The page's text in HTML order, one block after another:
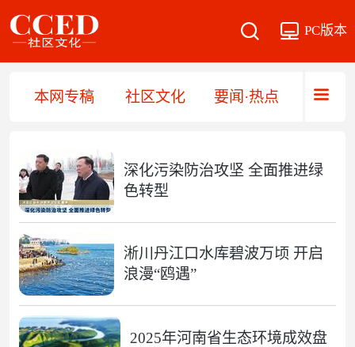
PC版本
本网专稿 社区文化 要闻·热点 直播·
深化污染防治攻坚 全面推进绿
色转型
淅川丹江口水库碧波万顷 开启
浪漫“鸥遇”
2025年河南省生态环境成效盘